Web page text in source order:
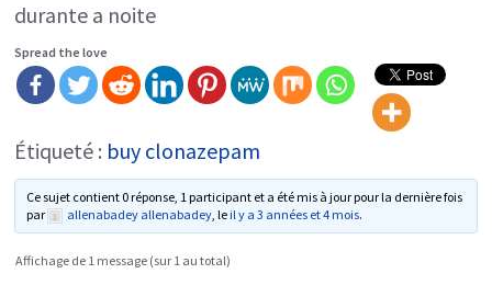
durante a noite
Spread the love
Étiqueté : buy clonazepam
Ce sujet contient 0 réponse, 1 participant et a été mis à jour pour la dernière fois
par
allenabadey allenabadey, le il y a 3 années et 4 mois.
Affichage de 1 message (sur 1 au total)